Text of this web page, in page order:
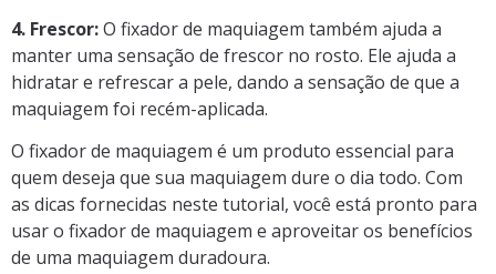
4. Frescor:O fixador de maquiagem também ajuda a
manter uma sensação de frescor no rosto. Ele ajuda a
hidratar e refrescar a pele, dando a sensação de que a
maquiagem foi recém-aplicada.
O fixador de maquiagem é um produto essencial para
quem deseja que sua maquiagem dure o dia todo. Com
as dicas fornecidas neste tutorial, você está pronto para
usar o fixador de maquiagem e aproveitar os benefícios
de uma maquiagem duradoura.